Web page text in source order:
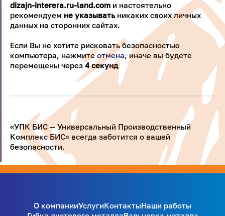
dizajn-interera.ru-land.com и настоятельно
рекомендуем не указыватьникаких своих личных
данных на сторонних сайтах.
Если Вы не хотите рисковать безопасностью
компьютера, нажмитеотмена, иначе вы будете
перемещены через 4секунд
«УПК БИС — Универсальный Производственный
Комплекс БИС» всегда заботится о вашей
безопасности.
О компанииУслугиКонтактыНаши работы